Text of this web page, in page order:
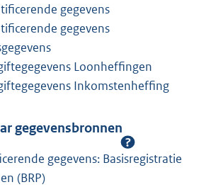
gegevens
gegevens
Loonheffingen
Inkomstenheffing
gegevensbronnen
gegevens: Basisregistratie
(BRP)